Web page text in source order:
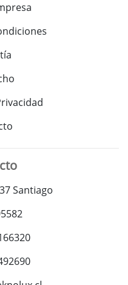
Santiago